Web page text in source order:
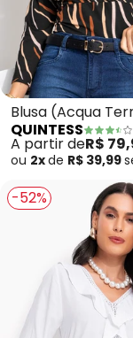
Blusa (Acqua
em Malha de
QUINTESS
A partir deR$
ou 2xde R$ 39,99
-52%